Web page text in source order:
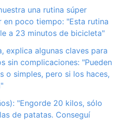
una rutina súper
en poco tiempo: "Esta rutina
a 23 minutos de bicicleta"
explica algunas claves para
sin complicaciones: "Pueden
o simples, pero si los haces,
"Engorde 20 kilos, sólo
de patatas. Conseguí